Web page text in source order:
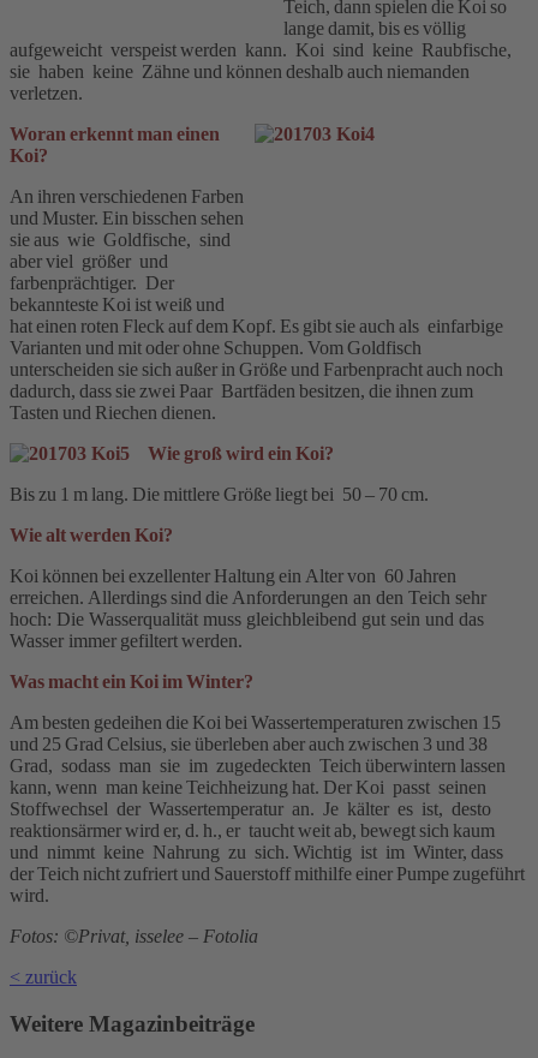
Teich, dann spielen die Koi so
lange damit, bis es völlig
aufgeweicht verspeist werden kann. Koi sind keine Raubfische,
sie haben keine Zähne und können deshalb auch niemanden
verletzen.
Woran erkennt man einen
Koi?
An ihren verschiedenen Farben
und Muster. Ein bisschen sehen
sie aus wie Goldfische, sind
aber viel größer und
farbenprächtiger. Der
bekannteste Koi ist weiß und
hat einen roten Fleck auf dem Kopf. Es gibt sie auch als einfarbige
Varianten und mit oder ohne Schuppen. Vom Goldfisch
unterscheiden sie sich außer in Größe und Farbenpracht auch noch
dadurch, dass sie zwei Paar Bartfäden besitzen, die ihnen zum
Tasten und Riechen dienen.
Wie groß wird ein Koi?
Bis zu 1 m lang. Die mittlere Größe liegt bei 50 – 70 cm.
Wie alt werden Koi?
Koi können bei exzellenter Haltung ein Alter von 60 Jahren
erreichen. Allerdings sind die Anforderungen an den Teich sehr
hoch: Die Wasserqualität muss gleichbleibend gut sein und das
Wasser immer gefiltert werden.
Was macht ein Koi im Winter?
Am besten gedeihen die Koi bei Wassertemperaturen zwischen 15
und 25 Grad Celsius, sie überleben aber auch zwischen 3 und 38
Grad, sodass man sie im zugedeckten Teich überwintern lassen
kann, wenn man keine Teichheizung hat. Der Koi passt seinen
Stoffwechsel der Wassertemperatur an. Je kälter es ist, desto
reaktionsärmer wird er, d. h., er taucht weit ab, bewegt sich kaum
und nimmt keine Nahrung zu sich. Wichtig ist im Winter, dass
der Teich nicht zufriert und Sauerstoff mithilfe einer Pumpe zugeführt
wird.
Fotos: ©Privat, isselee – Fotolia
< zurück
Weitere Magazinbeiträge